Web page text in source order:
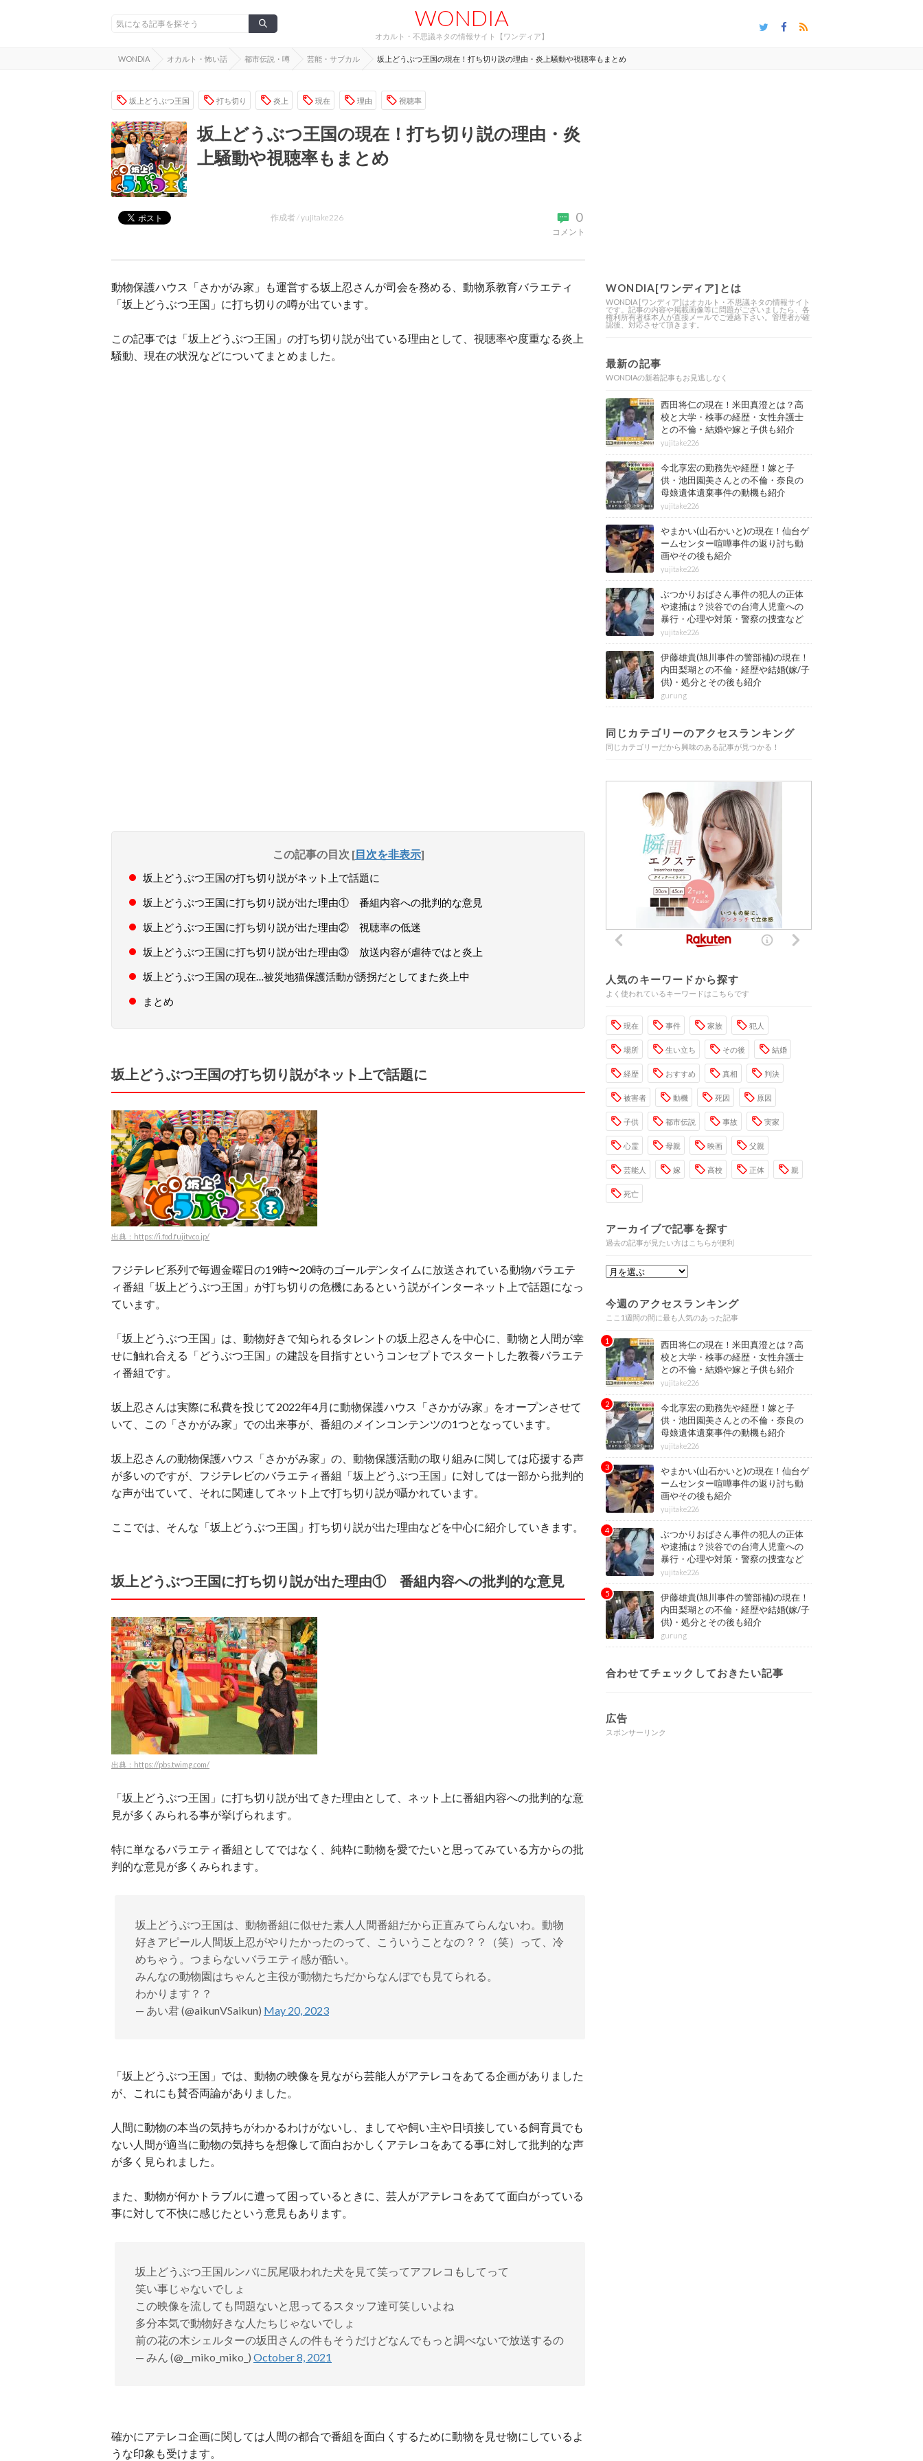
WONDIA
オカルト・不思議ネタの情報サイト【ワンディア】
WONDIA オカルト・怖い話 都市伝説・噂 芸能・サブカル 坂上どうぶつ王国の現在！打ち切り説の理由・炎上騒動や視聴率もまとめ
坂上どうぶつ王国 打ち切り 炎上 現在 理由 視聴率
坂上どうぶつ王国の現在！打ち切り説の理由・炎
上騒動や視聴率もまとめ
0
コメント
作成者 /yujitake226
動物保護ハウス「さかがみ家」も運営する坂上忍さんが司会を務める、動物系教育バラエティ
「坂上どうぶつ王国」に打ち切りの噂が出ています。
この記事では「坂上どうぶつ王国」の打ち切り説が出ている理由として、視聴率や度重なる炎上
騒動、現在の状況などについてまとめました。
この記事の目次 [目次を非表示]
坂上どうぶつ王国の打ち切り説がネット上で話題に
坂上どうぶつ王国に打ち切り説が出た理由① 番組内容への批判的な意見
坂上どうぶつ王国に打ち切り説が出た理由② 視聴率の低迷
坂上どうぶつ王国に打ち切り説が出た理由③ 放送内容が虐待ではと炎上
坂上どうぶつ王国の現在…被災地猫保護活動が誘拐だとしてまた炎上中
まとめ
坂上どうぶつ王国の打ち切り説がネット上で話題に
出典：https://i.fod.fujitv.co.jp/
フジテレビ系列で毎週金曜日の19時〜20時のゴールデンタイムに放送されている動物バラエテ
ィ番組「坂上どうぶつ王国」が打ち切りの危機にあるという説がインターネット上で話題になっ
ています。
「坂上どうぶつ王国」は、動物好きで知られるタレントの坂上忍さんを中心に、動物と人間が幸
せに触れ合える「どうぶつ王国」の建設を目指すというコンセプトでスタートした教養バラエテ
ィ番組です。
坂上忍さんは実際に私費を投じて2022年4月に動物保護ハウス「さかがみ家」をオープンさせて
いて、この「さかがみ家」での出来事が、番組のメインコンテンツの1つとなっています。
坂上忍さんの動物保護ハウス「さかがみ家」の、動物保護活動の取り組みに関しては応援する声
が多いのですが、フジテレビのバラエティ番組「坂上どうぶつ王国」に対しては一部から批判的
な声が出ていて、それに関連してネット上で打ち切り説が囁かれています。
ここでは、そんな「坂上どうぶつ王国」打ち切り説が出た理由などを中心に紹介していきます。
坂上どうぶつ王国に打ち切り説が出た理由① 番組内容への批判的な意見
出典：https://pbs.twimg.com/
「坂上どうぶつ王国」に打ち切り説が出てきた理由として、ネット上に番組内容への批判的な意
見が多くみられる事が挙げられます。
特に単なるバラエティ番組としてではなく、純粋に動物を愛でたいと思ってみている方からの批
判的な意見が多くみられます。
坂上どうぶつ王国は、動物番組に似せた素人人間番組だから正直みてらんないわ。動物
好きアピール人間坂上忍がやりたかったのって、こういうことなの？？（笑）って、冷
めちゃう。つまらないバラエティ感が酷い。
みんなの動物園はちゃんと主役が動物たちだからなんぼでも見てられる。
わかります？？
— あい君 (@aikunVSaikun) May 20, 2023
「坂上どうぶつ王国」では、動物の映像を見ながら芸能人がアテレコをあてる企画がありました
が、これにも賛否両論がありました。
人間に動物の本当の気持ちがわかるわけがないし、ましてや飼い主や日頃接している飼育員でも
ない人間が適当に動物の気持ちを想像して面白おかしくアテレコをあてる事に対して批判的な声
が多く見られました。
また、動物が何かトラブルに遭って困っているときに、芸人がアテレコをあてて面白がっている
事に対して不快に感じたという意見もあります。
坂上どうぶつ王国ルンバに尻尾吸われた犬を見て笑ってアフレコもしてって
笑い事じゃないでしょ
この映像を流しても問題ないと思ってるスタッフ達可笑しいよね
多分本気で動物好きな人たちじゃないでしょ
前の花の木シェルターの坂田さんの件もそうだけどなんでもっと調べないで放送するの
— みん (@__miko_miko_) October 8, 2021
確かにアテレコ企画に関しては人間の都合で番組を面白くするために動物を見せ物にしているよ
うな印象も受けます。
WONDIA[ワンディア]とは
WONDIA [ワンディア]はオカルト・不思議ネタの情報サイト
です。記事の内容や掲載画像等に問題がございましたら、各
権利所有者様本人が直接メールでご連絡下さい。管理者が確
認後、対応させて頂きます。
最新の記事
WONDIAの新着記事もお見逃しなく
西田将仁の現在！米田真澄とは？高
校と大学・検事の経歴・女性弁護士
との不倫・結婚や嫁と子供も紹介
yujitake226
今北享宏の勤務先や経歴！嫁と子
供・池田園美さんとの不倫・奈良の
母娘遺体遺棄事件の動機も紹介
yujitake226
やまかい(山石かいと)の現在！仙台ゲ
ームセンター喧嘩事件の返り討ち動
画やその後も紹介
yujitake226
ぶつかりおばさん事件の犯人の正体
や逮捕は？渋谷での台湾人児童への
暴行・心理や対策・警察の捜査など
その後も紹介
yujitake226
伊藤雄貴(旭川事件の警部補)の現在！
内田梨瑚との不倫・経歴や結婚(嫁/子
供)・処分とその後も紹介
gurung
同じカテゴリーのアクセスランキング
同じカテゴリーだから興味のある記事が見つかる！
人気のキーワードから探す
よく使われているキーワードはこちらです
現在 事件 家族 犯人
場所 生い立ち その後 結婚
経歴 おすすめ 真相 判決
被害者 動機 死因 原因
子供 都市伝説 事故 実家
心霊 母親 映画 父親
芸能人 嫁 高校 正体 親
死亡
アーカイブで記事を探す
過去の記事が見たい方はこちらが便利
今週のアクセスランキング
ここ1週間の間に最も人気のあった記事
西田将仁の現在！米田真澄とは？高
校と大学・検事の経歴・女性弁護士
との不倫・結婚や嫁と子供も紹介
yujitake226
今北享宏の勤務先や経歴！嫁と子
供・池田園美さんとの不倫・奈良の
母娘遺体遺棄事件の動機も紹介
yujitake226
やまかい(山石かいと)の現在！仙台ゲ
ームセンター喧嘩事件の返り討ち動
画やその後も紹介
yujitake226
ぶつかりおばさん事件の犯人の正体
や逮捕は？渋谷での台湾人児童への
暴行・心理や対策・警察の捜査など
その後も紹介
yujitake226
伊藤雄貴(旭川事件の警部補)の現在！
内田梨瑚との不倫・経歴や結婚(嫁/子
供)・処分とその後も紹介
gurung
合わせてチェックしておきたい記事
広告
スポンサーリンク